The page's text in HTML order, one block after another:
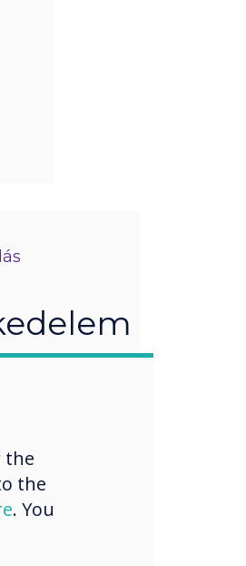
the
the
. You